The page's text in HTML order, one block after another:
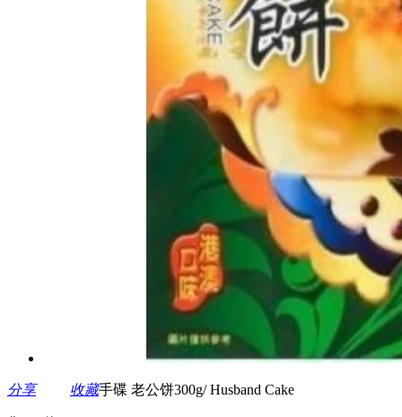
分享 收藏手碟 老公饼300g/ Husband Cake